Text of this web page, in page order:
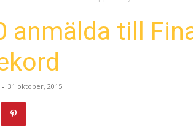
anmälda till
- 31 oktober, 2015